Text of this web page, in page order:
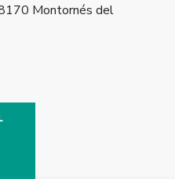
Montornés del